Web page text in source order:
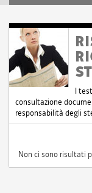
I
consultazione
responsabilità degli
Non ci sono risultati